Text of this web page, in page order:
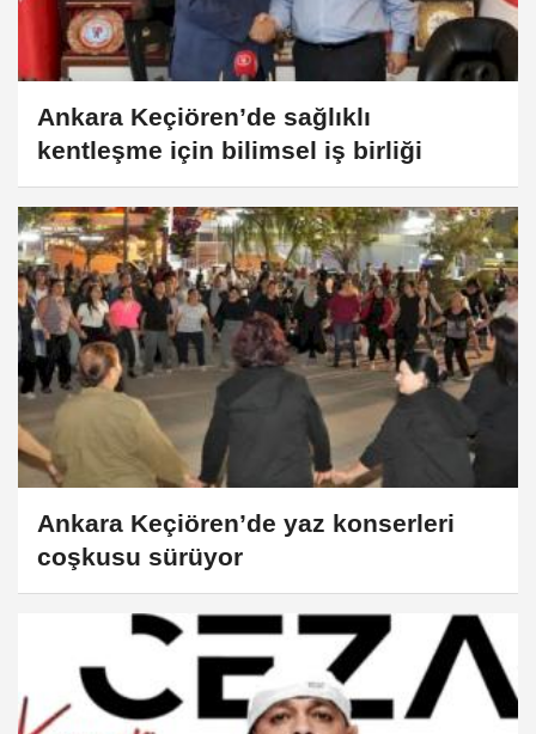
Ankara Keçiören’de sağlıklı
kentleşme için bilimsel iş birliği
Ankara Keçiören’de yaz konserleri
coşkusu sürüyor